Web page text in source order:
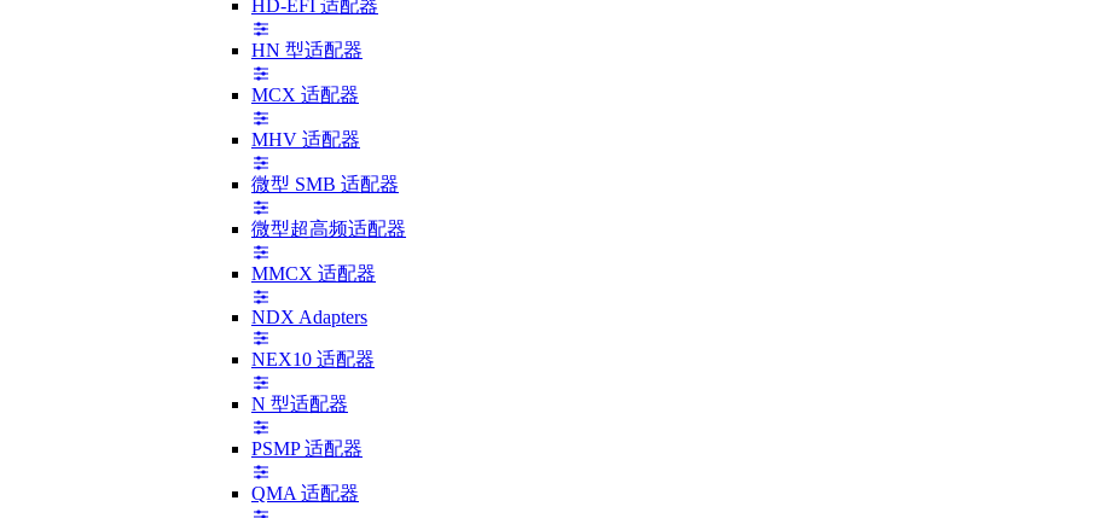
HD-EFI 适配器
HN 型适配器
MCX 适配器
MHV 适配器
微型 SMB 适配器
微型超高频适配器
MMCX 适配器
NDX Adapters
NEX10 适配器
N 型适配器
PSMP 适配器
QMA 适配器